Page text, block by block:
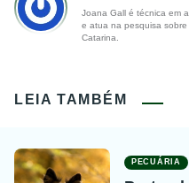
Joana Gall é técnica em
e atua na pesquisa sobre
Catarina.
LEIA TAMBÉM
PECUÁRIA